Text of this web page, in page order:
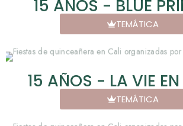
15 AÑOS - BLUE
TEMÁTICA
15 AÑOS - LA VIE
TEMÁTICA